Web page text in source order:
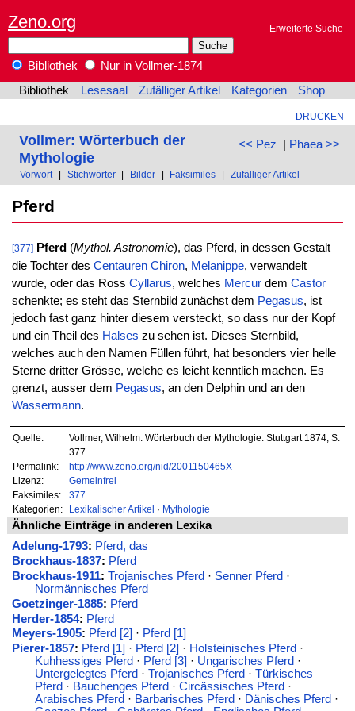
Zeno.org Erweiterte Suche
Bibliothek
Nur in Vollmer-1874
Bibliothek
Lesesaal Zufälliger Artikel Kategorien Shop
DRUCKEN
<< Pez | Phaea >>
Vollmer: Wörterbuch der
Mythologie
Vorwort Stichwörter Bilder Faksimiles Zufälliger Artikel
Pferd
[377] Pferd (Mythol. Astronomie), das Pferd, in dessen Gestalt
die Tochter des Centauren Chiron, Melanippe, verwandelt
wurde, oder das Ross Cyllarus, welches Mercurdem Castor
schenkte; es steht das Sternbild zunächst dem Pegasus, ist
jedoch fast ganz hinter diesem versteckt, so dass nur der Kopf
und ein Theil des Halses zu sehen ist. Dieses Sternbild,
welches auch den Namen Füllen führt, hat besonders vier helle
Sterne dritter Grösse, welche es leicht kenntlich machen. Es
grenzt, ausser dem Pegasus, an den Delphin und an den
Wassermann.
Quelle:
Vollmer, Wilhelm: Wörterbuch der Mythologie. Stuttgart 1874, S.
377.
Permalink:
http://www.zeno.org/nid/2001150465X
Lizenz:
Gemeinfrei
Faksimiles:
377
Kategorien:
Lexikalischer Artikel · Mythologie
Ähnliche Einträge in anderen Lexika
Adelung-1793: Pferd, das
Brockhaus-1837: Pferd
Brockhaus-1911: Trojanisches Pferd · Senner Pferd ·
Normännisches Pferd
Goetzinger-1885: Pferd
Herder-1854: Pferd
Meyers-1905: Pferd [2] · Pferd [1]
Pierer-1857: Pferd [1] · Pferd [2] · Holsteinisches Pferd ·
Kuhhessiges Pferd · Pferd [3] · Ungarisches Pferd ·
Untergelegtes Pferd · Trojanisches Pferd · Türkisches
Pferd · Bauchenges Pferd · Circässisches Pferd ·
Arabisches Pferd · Barbarisches Pferd · Dänisches Pferd ·